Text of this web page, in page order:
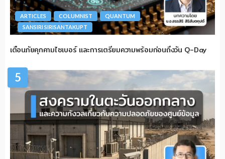
ARTICLES COLUMNIST
QUANTUM
SANSIRI SIRISANTAKUPT
เตือนภัยคุกคามไซเบอร์ และการเตรียมความพร้อมก่อนถึงวัน Q-Day
5